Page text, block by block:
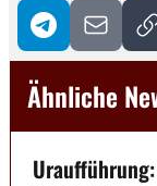
Ähnliche
Uraufführung: